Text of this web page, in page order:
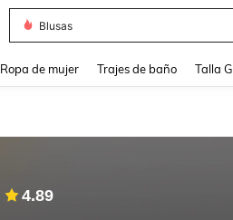
Blusas
Ropa de mujer Trajes de baño Talla
4.89